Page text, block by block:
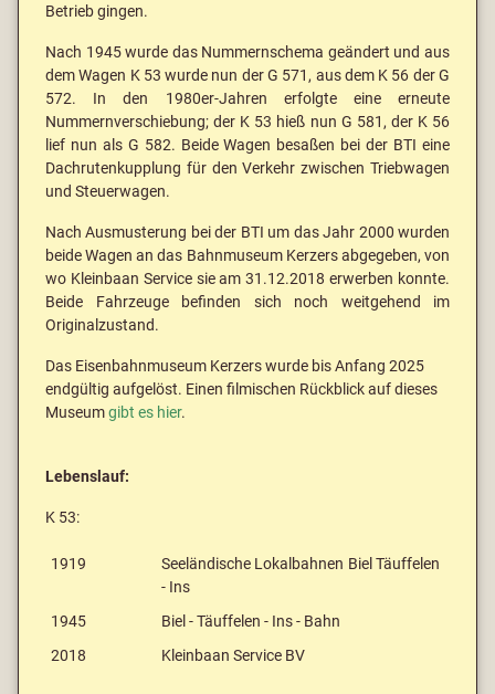
Betrieb gingen.
Nach 1945 wurde das Nummernschema geändert und aus
dem Wagen K 53 wurde nun der G 571, aus dem K 56 der G
572. In den 1980er-Jahren erfolgte eine erneute
Nummernverschiebung; der K 53 hieß nun G 581, der K 56
lief nun als G 582. Beide Wagen besaßen bei der BTI eine
Dachrutenkupplung für den Verkehr zwischen Triebwagen
und Steuerwagen.
Nach Ausmusterung bei der BTI um das Jahr 2000 wurden
beide Wagen an das Bahnmuseum Kerzers abgegeben, von
wo Kleinbaan Service sie am 31.12.2018 erwerben konnte.
Beide Fahrzeuge befinden sich noch weitgehend im
Originalzustand.
Das Eisenbahnmuseum Kerzers wurde bis Anfang 2025
endgültig aufgelöst. Einen filmischen Rückblick auf dieses
Museumgibt es hier.
Lebenslauf:
K 53:
1919
Seeländische Lokalbahnen Biel Täuffelen
- Ins
1945
Biel - Täuffelen - Ins - Bahn
2018
Kleinbaan Service BV